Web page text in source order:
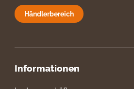
Händlerbereich
Informationen